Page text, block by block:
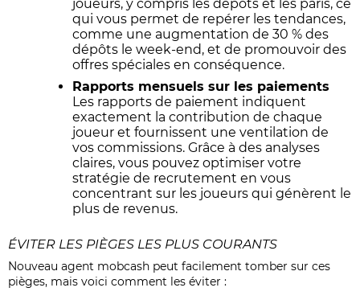
joueurs, y compris les dépôts et les paris, ce
qui vous permet de repérer les tendances,
comme une augmentation de 30 % des
dépôts le week-end, et de promouvoir des
offres spéciales en conséquence.
Rapports mensuels sur les paiements
Les rapports de paiement indiquent
exactement la contribution de chaque
joueur et fournissent une ventilation de
vos commissions. Grâce à des analyses
claires, vous pouvez optimiser votre
stratégie de recrutement en vous
concentrant sur les joueurs qui génèrent le
plus de revenus.
ÉVITER LES PIÈGES LES PLUS COURANTS
Nouveau agent mobcash peut facilement tomber sur ces
pièges, mais voici comment les éviter :